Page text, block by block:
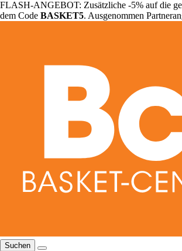
FLASH-ANGEBOT: Zusätzliche -5% auf die
dem Code BASKET5. Ausgenommen
Suchen